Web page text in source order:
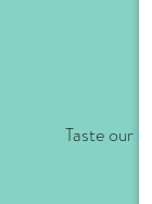
Taste our